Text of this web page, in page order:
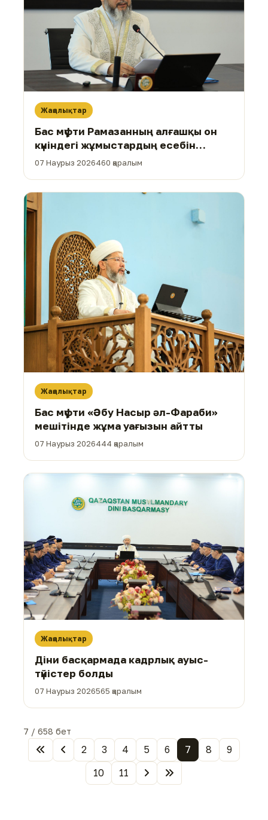
Жаңалықтар
Бас мүфти Рамазанның алғашқы он
күніндегі жұмыстардың есебін
тыңдады
07 Наурыз 2026460 қаралым
Жаңалықтар
Бас мүфти «Әбу Насыр әл-Фараби»
мешітінде жұма уағызын айтты
07 Наурыз 2026444 қаралым
Жаңалықтар
Діни басқармада кадрлық ауыс-
түйістер болды
07 Наурыз 2026565 қаралым
7 / 658 бет
2 3 4 5 6 7 8
9
10
11